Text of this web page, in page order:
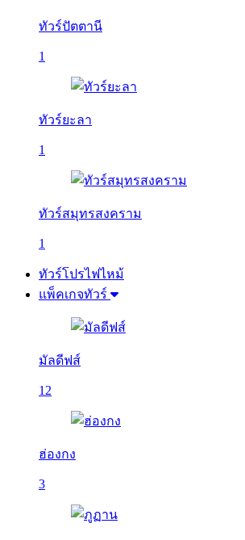
ทัวร์ปัตตานี
1
ทัวร์ยะลา
1
ทัวร์สมุทรสงคราม
1
ทัวร์โปรไฟไหม้
แพ็คเกจทัวร์
มัลดีฟส์
12
ฮ่องกง
3